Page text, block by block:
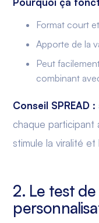
Format court
Apporte de la
Peut
combinant
Conseil SPREAD :
chaque participant
stimule la viralité
2. Le test